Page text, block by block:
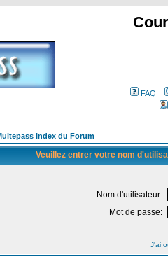
FAQ
Index du Forum
Veuillez entrer votre nom
Nom d'utilisateur:
Mot de passe:
J'ai